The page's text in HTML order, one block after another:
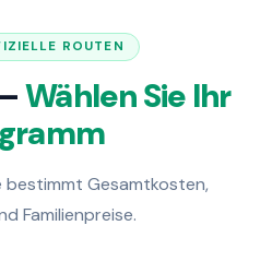
ROUTEN
Wählen Sie Ihr
bestimmt Gesamtkosten,
Familienpreise.